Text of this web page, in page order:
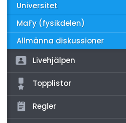
Universitet
MaFy (fysikdelen)
Allmänna diskussioner
Livehjälpen
Topplistor
Regler